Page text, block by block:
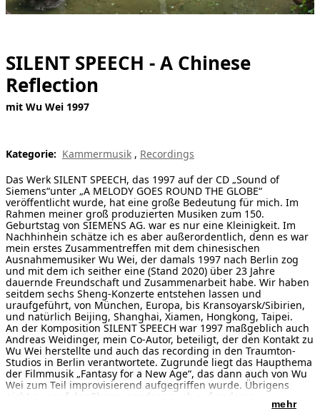
Feed
english
SILENT SPEECH - A Chinese
Reflection
mit Wu Wei 1997
Kategorie: Kammermusik , Recordings
Das Werk SILENT SPEECH, das 1997 auf der CD „Sound of
Siemens“unter „A MELODY GOES ROUND THE GLOBE“
veröffentlicht wurde, hat eine große Bedeutung für mich. Im
Rahmen meiner groß produzierten Musiken zum 150.
Geburtstag von SIEMENS AG. war es nur eine Kleinigkeit. Im
Nachhinhein schätze ich es aber außerordentlich, denn es war
mein erstes Zusammentreffen mit dem chinesischen
Ausnahmemusiker Wu Wei, der damals 1997 nach Berlin zog
und mit dem ich seither eine (Stand 2020) über 23 Jahre
dauernde Freundschaft und Zusammenarbeit habe. Wir haben
seitdem sechs Sheng-Konzerte entstehen lassen und
uraufgeführt, von München, Europa, bis Kransoyarsk/Sibirien,
und natürlich Beijing, Shanghai, Xiamen, Hongkong, Taipei.
An der Komposition SILENT SPEECH war 1997 maßgeblich auch
Andreas Weidinger, mein Co-Autor, beteiligt, der den Kontakt zu
Wu Wei herstellte und auch das recording in den Traumton-
Studios in Berlin verantwortete. Zugrunde liegt das Haupthema
der Filmmusik „Fantasy for a New Age“, das dann auch von Wu
Wei zum Teil improvisierend aufgegriffen wurde. Übrigens
nicht nur auf der Sheng, sondern auch auf anderen
chinesischen Instrumenten wie Lu Sheng, Ba Wu und Erhu).
mehr